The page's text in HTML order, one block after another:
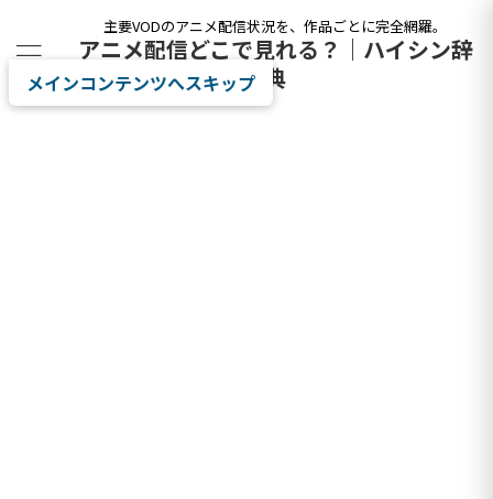
主要VODのアニメ配信状況を、作品ごとに完全網羅。
アニメ配信どこで見れる？｜ハイシン辞
典
メインコンテンツへスキップ